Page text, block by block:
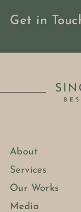
Get in
About
Services
Our Works
Media